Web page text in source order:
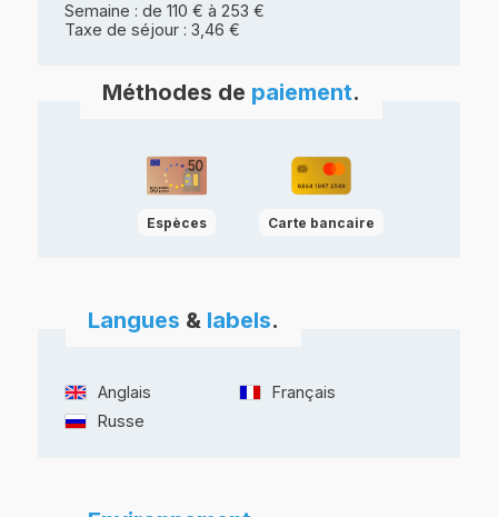
Semaine : de 110 € à 253 €
Taxe de séjour : 3,46 €
Méthodes de paiement.
Espèces Carte bancaire
Langues & labels.
Anglais
Français
Russe